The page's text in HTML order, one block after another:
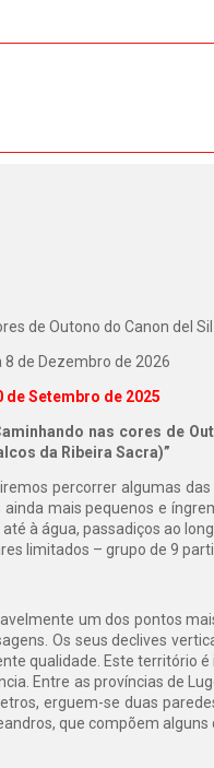
de Outono do Canon del
8 de Dezembro de 2026
de Setembro de 2025
“Caminhando nas cores
da Ribeira Sacra)”
percorrer algumas
mais pequenos e
à água, passadiços ao
limitados – grupo de 9
um dos pontos
Os seus declives
qualidade. Este território
Entre as províncias de
erguem-se duas
que compõem